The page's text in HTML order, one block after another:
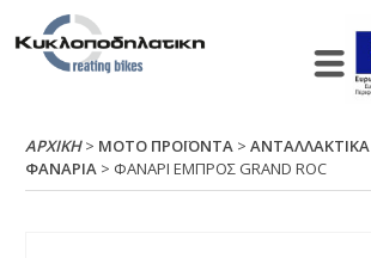
ΑΡΧΙΚΉ> ΜΟΤΟ ΠΡΟΪΟΝΤΑ >ΑΝΤΑΛΛΑΚΤΙΚΑ
ΦΑΝΑΡΙΑ > ΦΑΝΑΡΙ ΕΜΠΡΟΣ GRΑΝD RΟC